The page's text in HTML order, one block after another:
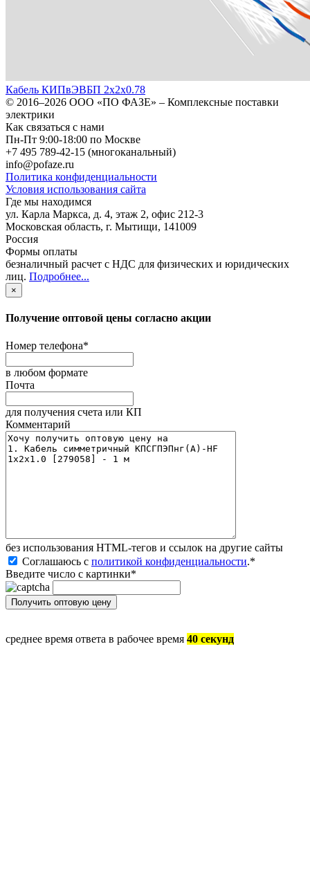
Кабель КИПвЭВБП 2х2х0.78
© 2016–2026 ООО «ПО ФАЗЕ» – Комплексные поставки
электрики
Как связаться с нами
Пн-Пт 9:00-18:00 по Москве
+7 495 789-42-15 (многоканальный)
info@pofaze.ru
Политика конфиденциальности
Условия использования сайта
Где мы находимся
ул. Карла Маркса, д. 4, этаж 2, офис 212-3
Московская область, г. Мытищи, 141009
Россия
Формы оплаты
безналичный расчет с НДС для физических и юридических
лиц. Подробнее...
×
Получение оптовой цены согласно акции
Номер телефона*
в любом формате
Почта
для получения счета или КП
Комментарий
без иcпользования HTML-тегов и ссылок на другие сайты
Соглашаюсь с политикой конфиденциальности.*
Введите число с картинки*
среднее время ответа в рабочее время 40 секунд